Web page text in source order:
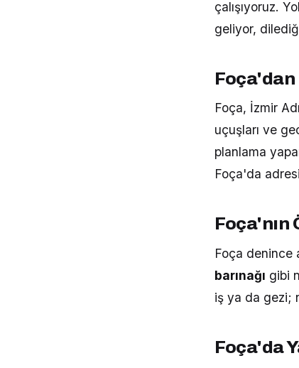
çalışıyoruz.
geliyor,
Foça'dan
Foça, İzmir
uçuşları ve
planlama
Foça'da
Foça'nın
Foça denince
barınağı gibi
iş ya da gezi;
Foça'da